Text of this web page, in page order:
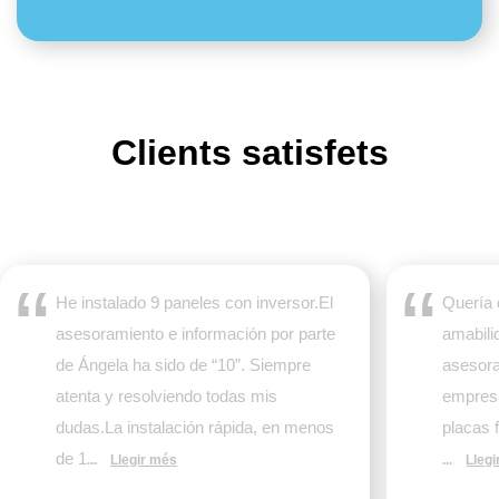
Clients satisfets
He instalado 9 paneles con inversor.El
asesoramiento e información por parte
de Ángela ha sido de “10”. Siempre
atenta y resolviendo todas mis
dudas.La instalación rápida, en menos
de 1 ... Llegir més
Quería
placas
...